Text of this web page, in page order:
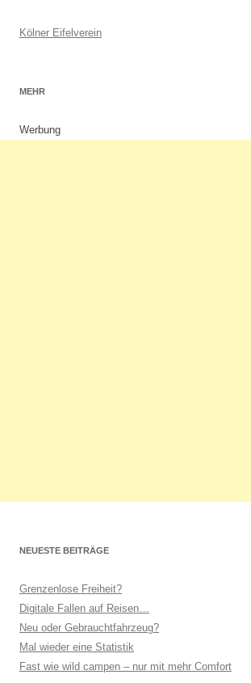
Kölner Eifelverein
MEHR
Werbung
NEUESTE BEITRÄGE
Grenzenlose Freiheit?
Digitale Fallen auf Reisen…
Neu oder Gebrauchtfahrzeug?
Mal wieder eine Statistik
Fast wie wild campen – nur mit mehr Comfort